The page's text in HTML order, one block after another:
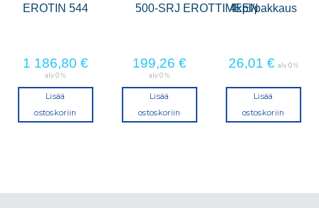
EROTIN 544
1 186,80 €
alv 0 %
Lisää
ostoskoriin
500-SRJ EROTTIMEEN
199,26 €
alv 0 %
Lisää
ostoskoriin
4kpl/pakkaus
26,01 € alv 0 %
Lisää
ostoskoriin